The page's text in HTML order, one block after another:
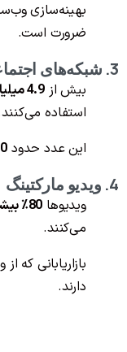
بهینه‌سازی
ضرورت است.
3. شبکه‌های اجتماعی
بیش از 4.9 میلیارد نفر
استفاده
این عدد حدود 60٪
4. ویدیو مارکتینگ
ویدیوها 80٪ بیشتر از محتوای متنی
می‌کنند.
بازاریابانی که
دارند.